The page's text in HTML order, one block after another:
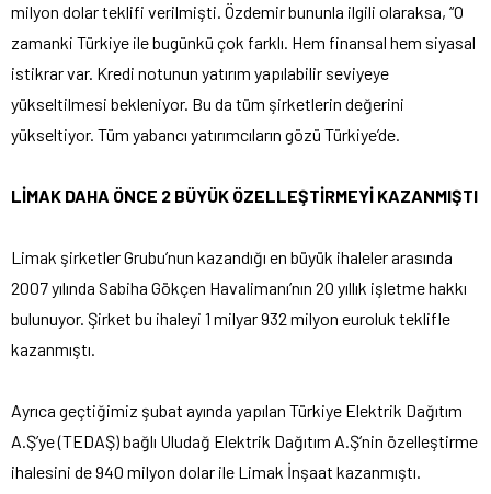
milyon dolar teklifi verilmişti. Özdemir bununla ilgili olaraksa, “O
zamanki Türkiye ile bugünkü çok farklı. Hem finansal hem siyasal
istikrar var. Kredi notunun yatırım yapılabilir seviyeye
yükseltilmesi bekleniyor. Bu da tüm şirketlerin değerini
yükseltiyor. Tüm yabancı yatırımcıların gözü Türkiye’de.
LİMAK DAHA ÖNCE 2 BÜYÜK ÖZELLEŞTİRMEYİ KAZANMIŞTI
Limak şirketler Grubu’nun kazandığı en büyük ihaleler arasında
2007 yılında Sabiha Gökçen Havalimanı’nın 20 yıllık işletme hakkı
bulunuyor. Şirket bu ihaleyi 1 milyar 932 milyon euroluk teklifle
kazanmıştı.
Ayrıca geçtiğimiz şubat ayında yapılan Türkiye Elektrik Dağıtım
A.Ş’ye (TEDAŞ) bağlı Uludağ Elektrik Dağıtım A.Ş’nin özelleştirme
ihalesini de 940 milyon dolar ile Limak İnşaat kazanmıştı.